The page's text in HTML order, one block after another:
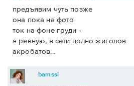
предъявим чуть позже
она пока на фото
ток на фоне груди -
я ревную, в сети полно жиголов
акробатов...
bamssi